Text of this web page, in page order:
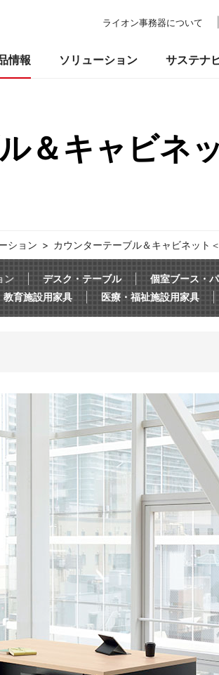
＆キャビネ
ション カウンターテーブル＆キャビネット
ン デスク・テーブル 個室ブース・
教育施設用家具 医療・福祉施設用家具
ライオン事務器について
クト
事務機器
情報
育・官公庁施設 納入事例
ソリューション
方 環境 社会
サステナ
事業所一覧 ショールー
業績・財務 IRライブラリ